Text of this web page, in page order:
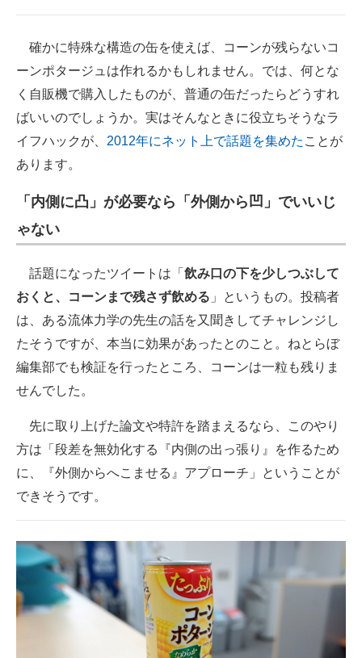
確かに特殊な構造の缶を使えば、コーンが残らないコ
ーンポタージュは作れるかもしれません。では、何とな
く自販機で購入したものが、普通の缶だったらどうすれ
ばいいのでしょうか。実はそんなときに役立ちそうなラ
イフハックが、 2012年にネット上で話題を集めた ことが
あります。
「内側に凸」が必要なら「外側から凹」でいいじ
ゃない
話題になったツイートは「 飲み口の下を少しつぶして
おくと、コーンまで残さず飲める 」というもの。投稿者
は、ある流体力学の先生の話を又聞きしてチャレンジし
たそうですが、本当に効果があったとのこと。ねとらぼ
編集部でも検証を行ったところ、コーンは一粒も残りま
せんでした。
先に取り上げた論文や特許を踏まえるなら、このやり
方は「段差を無効化する『内側の出っ張り』を作るため
に、『外側からへこませる』アプローチ」ということが
できそうです。